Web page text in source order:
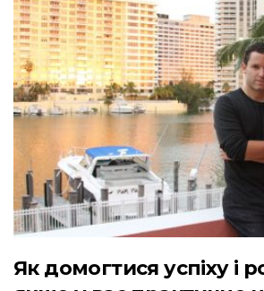
Як домогтися успіху і